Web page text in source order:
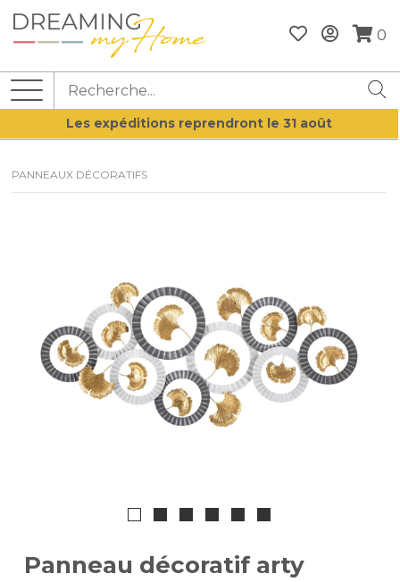
0
Les expéditions reprendront le 31 août
PANNEAUX DÉCORATIFS
Panneau décoratif arty